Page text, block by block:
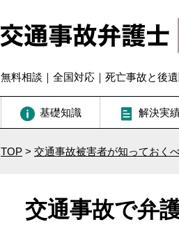
無料相談｜全国対応｜死亡事故と後
基礎知識 解決実
TOP > 交通事故被害者が知っておく
交通事故で弁